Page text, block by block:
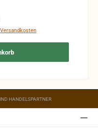
werden und die
Preis:
HANDELSPARTNER